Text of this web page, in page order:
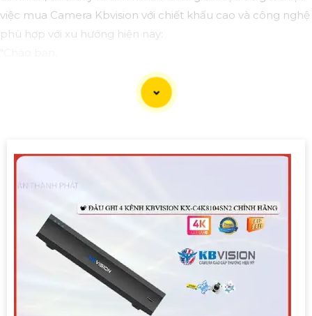
việc mua Camera Kbvision với chiết khấu cao và công nghệ
phù hợp với xu hướng hiện nay:
Bạn đang tìm kiếm Camera an ninh chất lượng cao với
chiết khấu hấp dẫn? Hãy cân nhắc đến Camera Kbvision -
dòng sản phẩm chất lượng hàng đầu với công nghệ hiện
chất lượng mà còn có nhiều tính năng thông minh như
hồng ngoại, cảm biến chuyển động, và khả năng kết nối
mạng linh hoạt.
Đặt mua ngay hôm nay để hưởng chiết khấu cao và bảo vệ
ngôi nhà, cửa hàng hoặc văn phòng của bạn một cách
Hãy liên hệ với chúng tôi để được tư vấn chi tiết và giúp bạn
lựa chọn Camera Kbvision phù hợp nhất với nhu cầu của